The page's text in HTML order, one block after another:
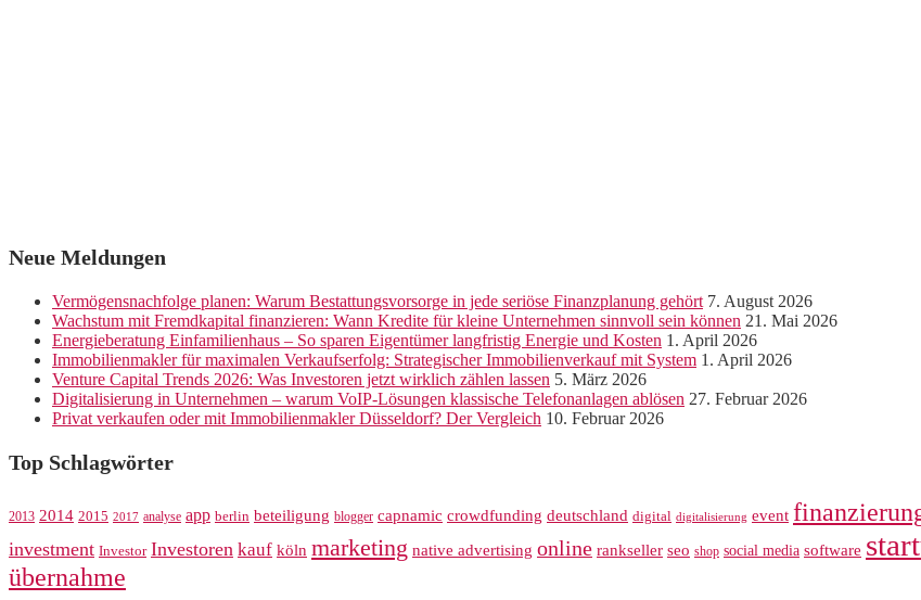
Neue Meldungen
Vermögensnachfolge planen: Warum Bestattungsvorsorge in jede seriöse Finanzplanung gehört 7. August 2026
Wachstum mit Fremdkapital finanzieren: Wann Kredite für kleine Unternehmen sinnvoll sein können 21. Mai 2026
Energieberatung Einfamilienhaus – So sparen Eigentümer langfristig Energie und Kosten 1. April 2026
Immobilienmakler für maximalen Verkaufserfolg: Strategischer Immobilienverkauf mit System 1. April 2026
Venture Capital Trends 2026: Was Investoren jetzt wirklich zählen lassen 5. März 2026
Digitalisierung in Unternehmen – warum VoIP-Lösungen klassische Telefonanlagen ablösen 27. Februar 2026
Privat verkaufen oder mit Immobilienmakler Düsseldorf? Der Vergleich 10. Februar 2026
Top Schlagwörter
2013 2014 2015 2017 analyse app berlin beteiligung blogger capnamic crowdfunding deutschland digital digitalisierung event
investment Investor Investoren kauf köln marketing native advertising online rankseller seo shop social media software
übernahme